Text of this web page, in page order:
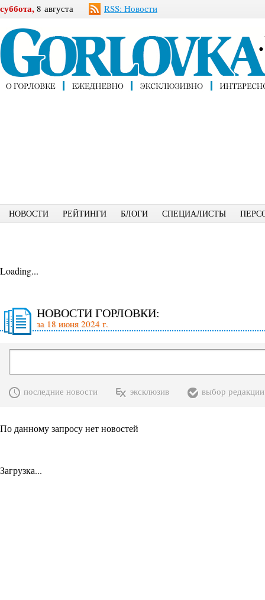
суббота, 8 августа RSS: Новости
НОВОСТИ РЕЙТИНГИ БЛОГИ СПЕЦИАЛИСТЫ
Loading...
НОВОСТИ ГОРЛОВКИ:
за 18 июня 2024 г.
последние новости эксклюзив выбор редакции
По данному запросу нет новостей
Загрузка...